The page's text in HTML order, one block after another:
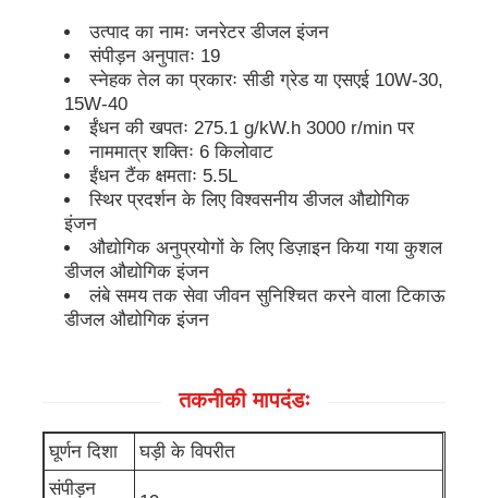
डीजल जनरेटर सेट
गैसोलीन जनरेटर सेट
इन्वर्टर जेनरेटर सेट
पोर्टेबल जनरेटर सेट
ओपन फ्रेम जनरेटर
उत्पाद का नामः जनरेटर डीजल इंजन
संपीड़न अनुपातः 19
स्नेहक तेल का प्रकारः सीडी ग्रेड या एसएई 10W-30,
15W-40
ईंधन की खपतः 275.1 g/kW.h 3000 r/min पर
नाममात्र शक्तिः 6 किलोवाट
ईंधन टैंक क्षमताः 5.5L
स्थिर प्रदर्शन के लिए विश्वसनीय डीजल औद्योगिक
इंजन
औद्योगिक अनुप्रयोगों के लिए डिज़ाइन किया गया कुशल
डीजल औद्योगिक इंजन
लंबे समय तक सेवा जीवन सुनिश्चित करने वाला टिकाऊ
डीजल औद्योगिक इंजन
तकनीकी मापदंडः
घूर्णन दिशा
घड़ी के विपरीत
संपीड़न